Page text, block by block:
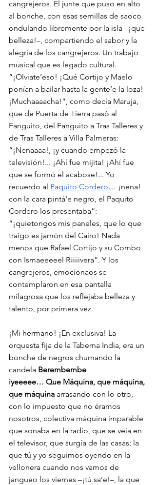
cangrejeros. El junte que puso en alto
al bonche, con esas semillas de saoco
ondulando libremente por la isla –¡que
belleza!–, compartiendo el sabor y la
alegría de los cangrejeros. Un trabajo
musical que es legado cultural.
“¡Olviate’eso! ¡Qué Cortijo y Maelo
ponían a bailar hasta la gente’e la loza!
¡Muchaaaacha!”, como decía Maruja,
que de Puerta de Tierra pasó al
Fanguito, del Fanguito a Tras Talleres y
de Tras Talleres a Villa Palmeras:
“¡Nenaaaa!, ¡y cuando empezó la
televisión!... ¡Ahí fue mijita! ¡Ahí fue
que se formó el acabose!... Yo
recuerdo al Paquito Cordero… ¡nena!
con la cara pintá'e negro, el Paquito
Cordero los presentaba”:
“¡quietongos mis paneles, que lo que
traigo es jamón del Cairo! Nada
menos que Rafael Cortijo y su Combo
con Ismaeeeeel Riiiiivera”. Y los
cangrejeros, emocionaos se
contemplaron en esa pantalla
milagrosa que los reflejaba belleza y
talento, por primera vez.
¡Mi hermano! ¡En exclusiva! La
orquesta fija de la Taberna India, era un
bonche de negros chumando la
candela Berembembe
iyeeeee… Que Máquina, que máquina,
que máquina arrasando con lo otro,
con lo impuesto que no éramos
nosotros, colectiva máquina imparable
que sonaba en la radio, que se veía en
el televisor, que surgía de las casas; la
que tú y yo seguimos oyendo en la
vellonera cuando nos vamos de
jangueo los viernes –¡tú sa’e!–, la que